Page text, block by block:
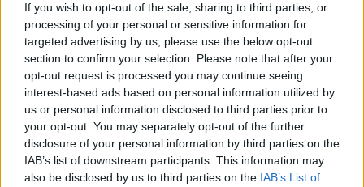
If you wish to opt-out of the sale, sharing to third parties, or
processing of your personal or sensitive information for
targeted advertising by us, please use the below opt-out
section to confirm your selection. Please note that after your
opt-out request is processed you may continue seeing
interest-based ads based on personal information utilized by
us or personal information disclosed to third parties prior to
your opt-out. You may separately opt-out of the further
disclosure of your personal information by third parties on the
IAB’s list of downstream participants. This information may
also be disclosed by us to third parties on the IAB’s List of
com vitória do francês Luca Van Assche
Castelo Branco: “Bienal Internacional de Artes e Ofícios”
promete afirmar artesanato, património e inovação como
“motores de desenvolvimento económico e cultural” do
município português
Covilhã: Especialista aponta investimento estrangeiro e
valorização imobiliária como motores do crescimento da
Beira Interior